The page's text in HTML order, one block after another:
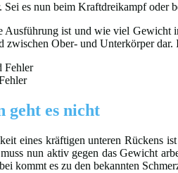
Sei es nun beim Kraftdreikampf oder
Ausführung ist und wie viel Gewicht
zwischen Ober- und Unterkörper
geht es nicht
eines kräftigen unteren Rückens
nun aktiv gegen das Gewicht
kommt es zu den bekannten